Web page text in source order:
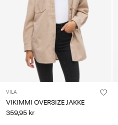
VILA
VIKIMMI OVERSIZE JAKKE
359,95 kr